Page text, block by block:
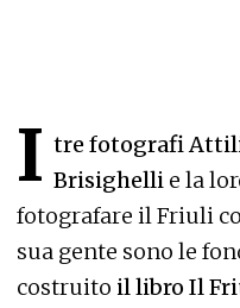
I tre fotografi
Brisighelli e la
fotografare il Friuli
sua gente sono le
costruito il libro Il